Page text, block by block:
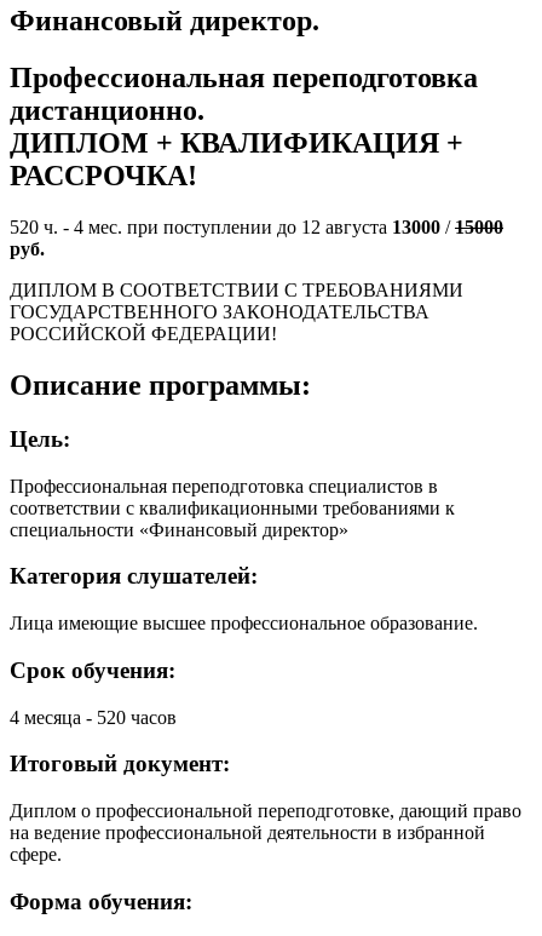
Финансовый директор.
Профессиональная переподготовка
дистанционно.
ДИПЛОМ + КВАЛИФИКАЦИЯ +
РАССРОЧКА!
520 ч. - 4 мес. при поступлении до 12 августа 13000 /15000
руб.
ДИПЛОМ В СООТВЕТСТВИИ С ТРЕБОВАНИЯМИ
ГОСУДАРСТВЕННОГО ЗАКОНОДАТЕЛЬСТВА
РОССИЙСКОЙ ФЕДЕРАЦИИ!
Описание программы:
Цель:
Профессиональная переподготовка специалистов в
соответствии с квалификационными требованиями к
специальности «Финансовый директор»
Категория слушателей:
Лица имеющие высшее профессиональное образование.
Срок обучения:
4 месяца - 520 часов
Итоговый документ:
Диплом о профессиональной переподготовке, дающий право
на ведение профессиональной деятельности в избранной
сфере.
Форма обучения: